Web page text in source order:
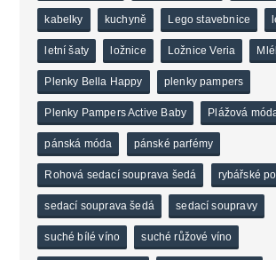
kabelky kuchyně Lego stavebnice
letní šaty ložnice Ložnice Veria
Plenky Bella Happy plenky pampers
Plenky Pampers Active Baby Plážová
pánská móda pánské parfémy
Rohová sedací souprava šedá rybářské
sedací souprava šedá sedací soupravy
suché bílé víno suché růžové víno